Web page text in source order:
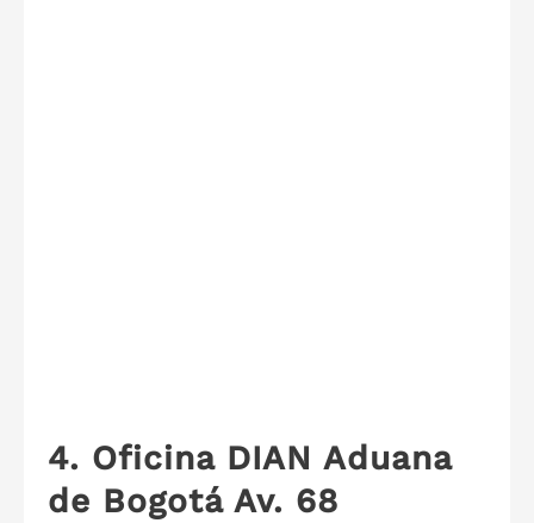
4. Oficina DIAN Aduana
de Bogotá Av. 68